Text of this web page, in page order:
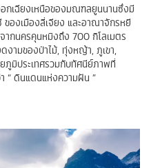
กเฉียงเหนือของมณฑลยูนนานซึ่งมี
องเมืองลี่เจียง และอาณาจักรหยี
กนครคุนหมิงถึง 700 กิโลเมตร
งามของป่าไม้, ทุ่งหญ้า, ภูเขา,
ภูมิประเทศรวมกับทัศนีย์ภาพที่
“ ดินแดนแห่งความฝัน ”